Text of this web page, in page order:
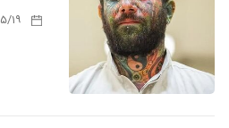
۱۴۰۵/۰۵/۱۹ ۲۲:۴۶